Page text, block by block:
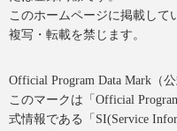
このホームページに掲載して
複写・転載を禁じます。
Official Program Data Mark（
このマークは「Official
式情報である「SI(Service